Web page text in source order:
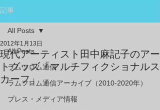
記事
All Posts
ラムフロム通信
ラムフロム通信アーカイブ（2010-2020年）
プレス・メディア情報
All Posts
現代アーティスト田中麻記子のアー
トグッズ「マルチフィクショナルス
カーフ」
2012年1月13日